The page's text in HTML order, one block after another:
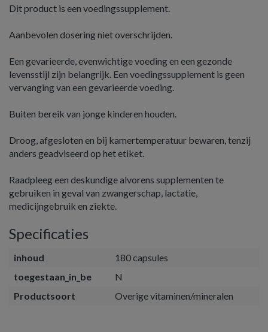
Dit product is een voedingssupplement.
Aanbevolen dosering niet overschrijden.
Een gevarieerde, evenwichtige voeding en een gezonde
levensstijl zijn belangrijk. Een voedingssupplement is geen
vervanging van een gevarieerde voeding.
Buiten bereik van jonge kinderen houden.
Droog, afgesloten en bij kamertemperatuur bewaren, tenzij
anders geadviseerd op het etiket.
Raadpleeg een deskundige alvorens supplementen te
gebruiken in geval van zwangerschap, lactatie,
medicijngebruik en ziekte.
Specificaties
inhoud
180 capsules
toegestaan_in_be
N
Productsoort
Overige vitaminen/mineralen